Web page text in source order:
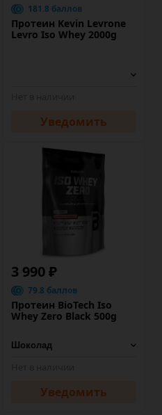
181.8 баллов
Протеин Kevin Levrone
Levro Iso Whey 2000g
Уведомить
3 990 ₽
79.8 баллов
Протеин BioTech Iso
Whey Zero Black 500g
Уведомить